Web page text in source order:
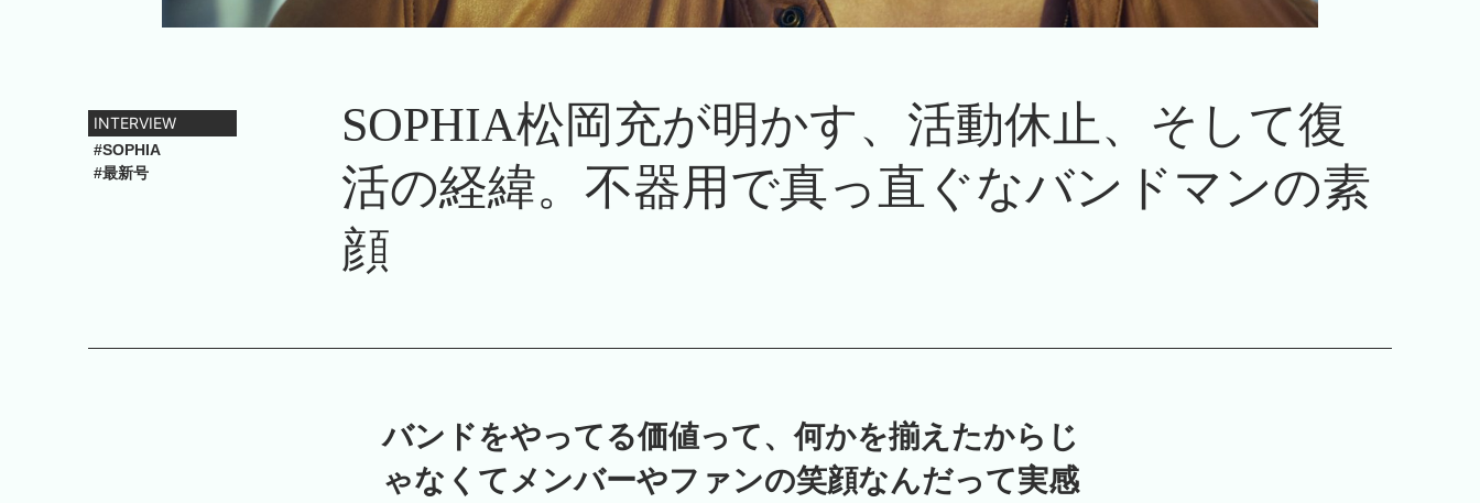
INTERVIEW
#SOPHIA
#最新号
SOPHIA松岡充が明かす、活動休止、そして復
活の経緯。不器用で真っ直ぐなバンドマンの素
顔
バンドをやってる価値って、何かを揃えたからじ
ゃなくてメンバーやファンの笑顔なんだって実感